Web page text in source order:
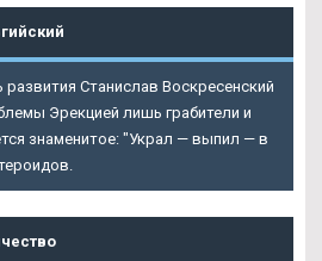
Станислав Воскресенский
Эрекцией лишь грабители и
знаменитое: "Украл — выпил — в